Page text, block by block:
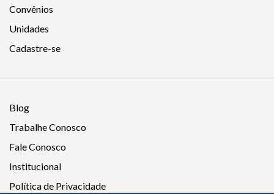
Convênios
Unidades
Cadastre-se
Blog
Trabalhe Conosco
Fale Conosco
Institucional
Política de Privacidade